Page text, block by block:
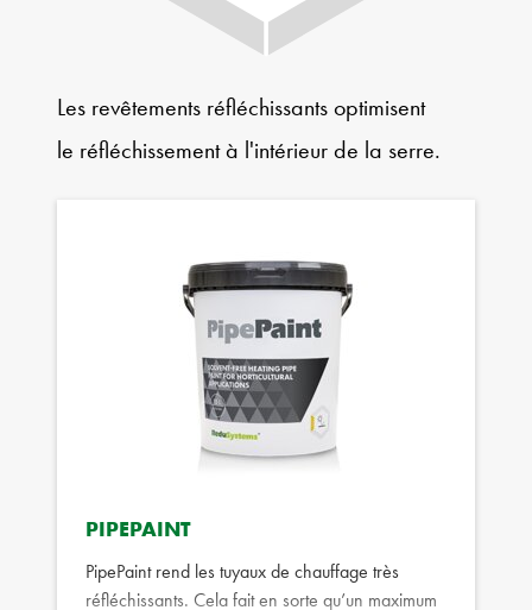
Les revêtements réfléchissants optimisent
le réfléchissement à l'intérieur de la serre.
PIPEPAINT
PipePaint rend les tuyaux de chauffage très
réfléchissants. Cela fait en sorte qu’un maximum